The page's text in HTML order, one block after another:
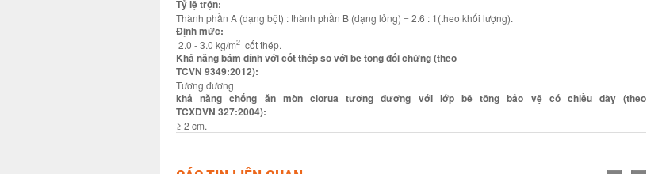
Tỷ lệ trộn:
Thành phần A (dạng bột) : thành phần B (dạng lỏng) = 2.6 : 1(theo khối lượng).
Định mức:
2.0 - 3.0 kg/m2 cốt thép.
Khả năng bám dính với cốt thép so với bê tông đối chứng (theo
TCVN 9349:2012):
Tương đương
khả năng chống ăn mòn clorua tương đương với lớp bê tông bảo vệ có chiều dày (theo
TCXDVN 327:2004):
≥ 2 cm.